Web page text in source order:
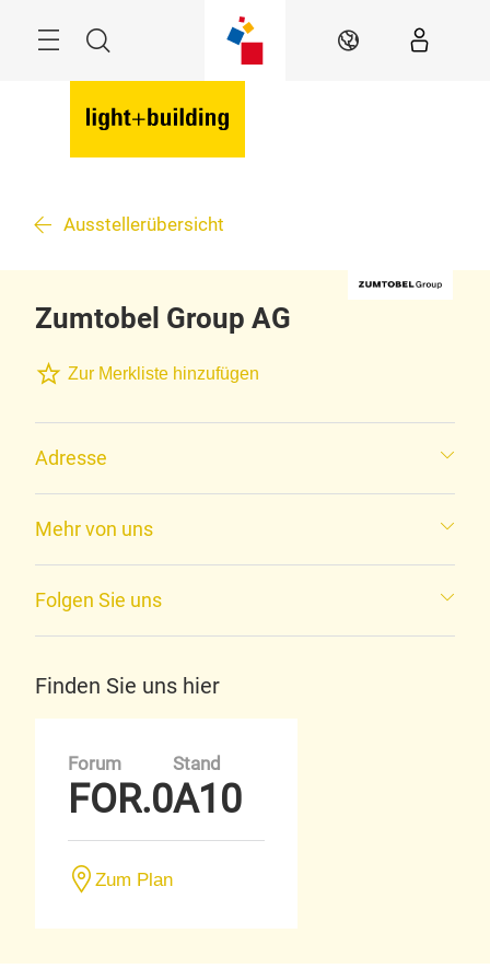
Suche DE
Ausstellerübersicht
Zumtobel Group AG
Zur Merkliste hinzufügen
Adresse
Mehr von uns
Folgen Sie uns
Finden Sie uns hier
Forum
FOR.0
Stand
A10
Zum Plan